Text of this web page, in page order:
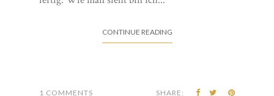
mit Klebestreifen an einen Garn kleben, schon